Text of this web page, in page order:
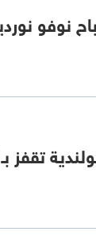
بالمئة في الربع الثالث